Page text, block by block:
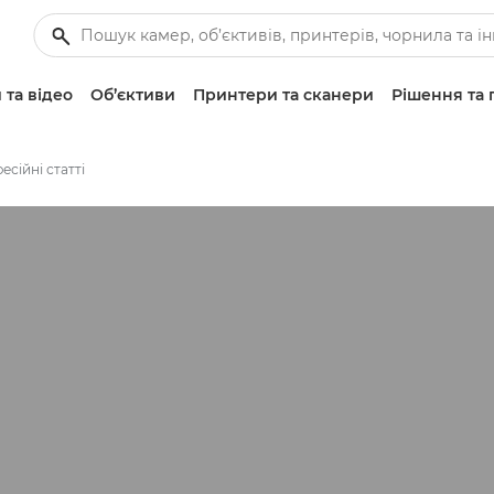
відео Об’єктиви Принтери та сканери Рішення та
статті